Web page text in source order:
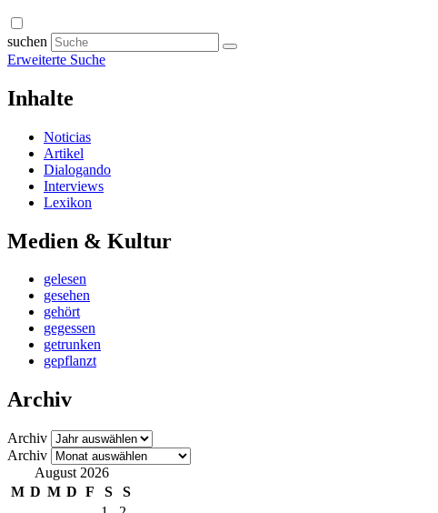
suchen
Erweiterte Suche
Inhalte
Noticias
Artikel
Dialogando
Interviews
Lexikon
Medien & Kultur
gelesen
gesehen
gehört
gegessen
getrunken
gepflanzt
Archiv
Archiv
Archiv
August 2026
M D M D F S
S